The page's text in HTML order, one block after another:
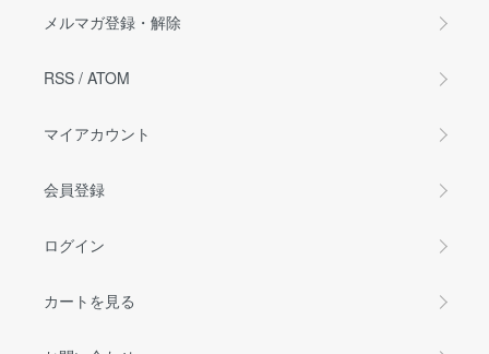
メルマガ登録・解除
RSS / ATOM
マイアカウント
会員登録
ログイン
カートを見る